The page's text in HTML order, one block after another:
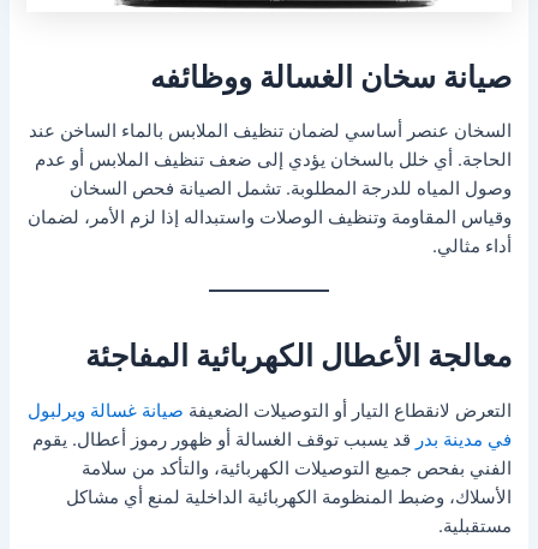
صيانة سخان الغسالة ووظائفه
السخان عنصر أساسي لضمان تنظيف الملابس بالماء الساخن عند
الحاجة. أي خلل بالسخان يؤدي إلى ضعف تنظيف الملابس أو عدم
وصول المياه للدرجة المطلوبة. تشمل الصيانة فحص السخان
وقياس المقاومة وتنظيف الوصلات واستبداله إذا لزم الأمر، لضمان
أداء مثالي.
معالجة الأعطال الكهربائية المفاجئة
التعرض لانقطاع التيار أو التوصيلات الضعيفة صيانة غسالة ويرلبول
في مدينة بدر قد يسبب توقف الغسالة أو ظهور رموز أعطال. يقوم
الفني بفحص جميع التوصيلات الكهربائية، والتأكد من سلامة
الأسلاك، وضبط المنظومة الكهربائية الداخلية لمنع أي مشاكل
مستقبلية.